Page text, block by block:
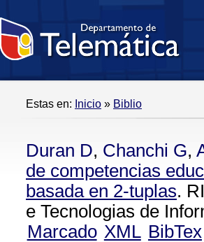
Estas en: Inicio » Biblio
Duran D, Chanchi G,
de competencias
basada en 2-tuplas.
e Tecnologias de
Marcado XML BibTex